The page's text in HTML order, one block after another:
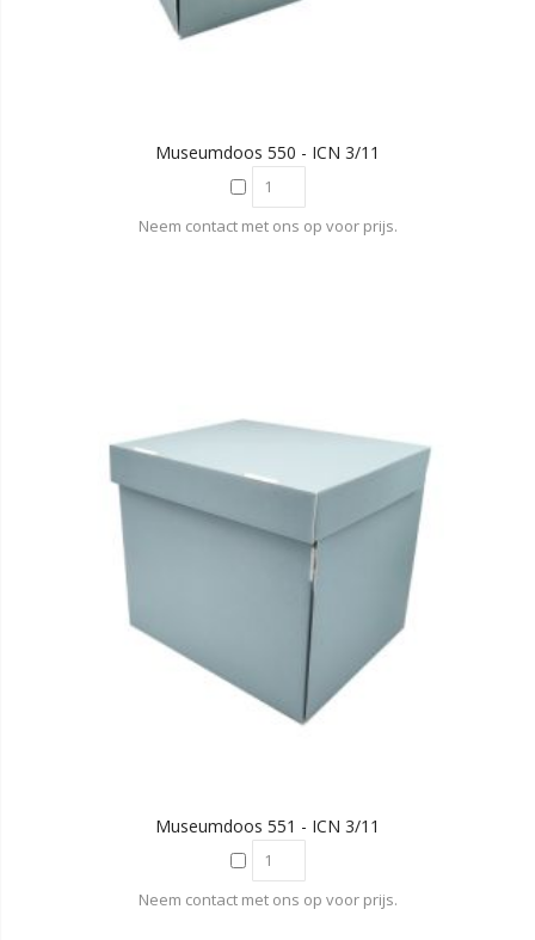
Museumdoos 550 - ICN 3/11
Neem contact met ons op voor prijs.
Museumdoos 551 - ICN 3/11
Neem contact met ons op voor prijs.